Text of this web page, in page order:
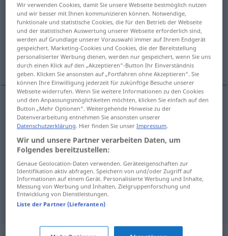
Garnitur [garniˈtuːr]f <Garnitur;Garnituren>
Übersicht aller Übersetzungen
(Für mehr Details die Übersetzung anklicken/antippen)
juego Weitere Beispiele...
juegom Garnitur
Beispiele
die erste Garnitur UMG FIG
laflorynata
Wir verwenden Cookies, damit Sie unsere Webseite bestmöglich nutzen
und wir besser mit Ihnen kommunizieren können. Notwendige,
funktionale und statistische Cookies, die für den Betrieb der Webseite
und der statistischen Auswertung unserer Webseite erforderlich sind,
werden auf Grundlage unserer Vorauswahl immer auf Ihrem Endgerät
gespeichert. Marketing-Cookies und Cookies, die der Bereitstellung
personalisierter Werbung dienen, werden nur gespeichert, wenn Sie uns
durch einen Klick auf den „Akzeptieren“-Button Ihr Einverständnis
geben. Klicken Sie ansonsten auf „Fortfahren ohne Akzeptieren“. Sie
können Ihre Einwilligung jederzeit für zukünftige Besuche unserer
Webseite widerrufen. Wenn Sie weitere Informationen zu den Cookies
und den Anpassungsmöglichkeiten möchten, klicken Sie einfach auf den
Button „Mehr Optionen“. Weitergehende Hinweise zu der
Datenverarbeitung entnehmen Sie ansonsten unserer
Datenschutzerklärung. Hier finden Sie unserImpressum.
Wir und unsere Partner verarbeiten Daten, um
Folgendes bereitzustellen:
Genaue Geolocation-Daten verwenden. Geräteeigenschaften zur
Identifikation aktiv abfragen. Speichern von und/oder Zugriff auf
Informationen auf einem Gerät. Personalisierte Werbung und Inhalte,
Messung von Werbung und Inhalten, Zielgruppenforschung und
Entwicklung von Dienstleistungen.
Liste der Partner (Lieferanten)